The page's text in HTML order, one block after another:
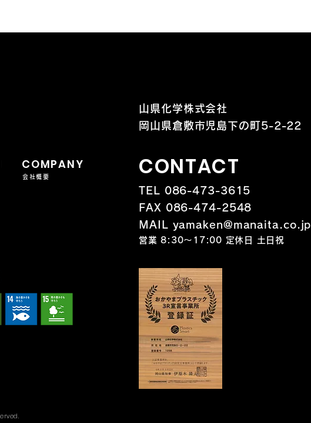
COMPANY
会社概要
山県化学株式会社
岡山県倉敷市児島下の町5-2-22
CONTACT
TEL 086-473-3615
FAX 086-474-2548
MAIL yamaken@manaita.co.jp
営業 8:30～17:00 定休日 土日祝